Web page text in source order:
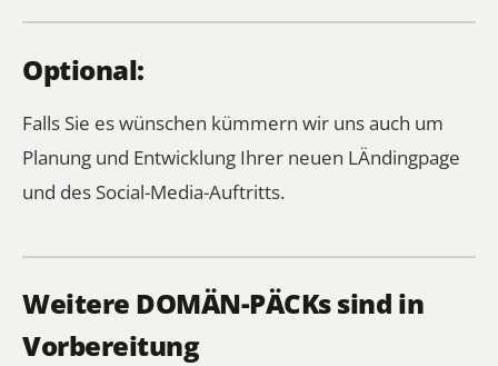
Optional:
Falls Sie es wünschen kümmern wir uns auch um
Planung und Entwicklung Ihrer neuen LÄndingpage
und des Social-Media-Auftritts.
Weitere DOMÄN-PÄCKs sind in
Vorbereitung